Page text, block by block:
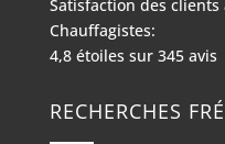
Satisfaction des
Chauffagistes:
4,8étoiles sur 345avis
RECHERCHES